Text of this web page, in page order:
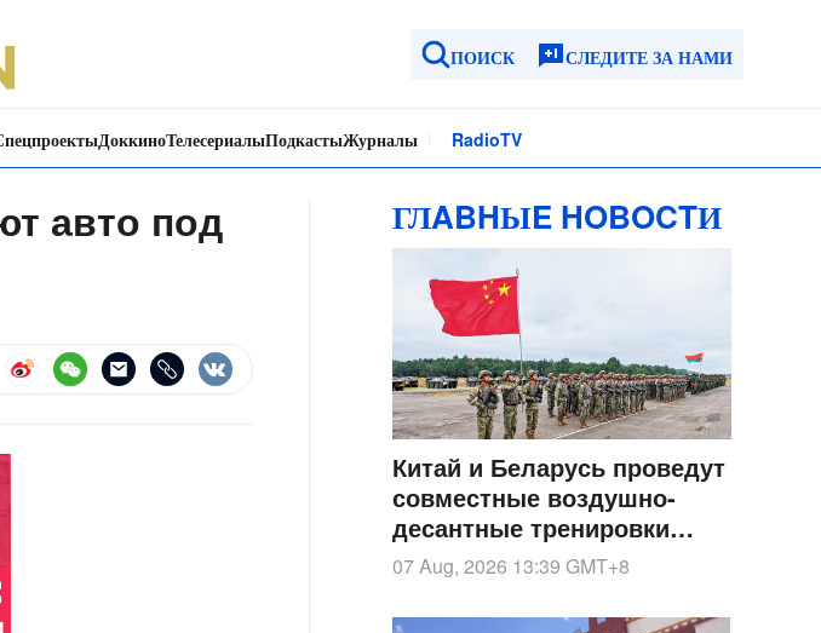
ПОИСК СЛЕДИТЕ ЗА НАМИ
ДоккиноТелесериалыПодкастыЖурналы RadioTV
авто под
ГЛABHЫE HOBOCTИ
Китай и Беларусь проведут
совместные воздушно-
десантные тренировки
"Шэньин-2026" в Хубэе
07 Aug, 2026 13:39 GMT+8